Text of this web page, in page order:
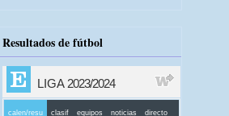
Resultados de fútbol